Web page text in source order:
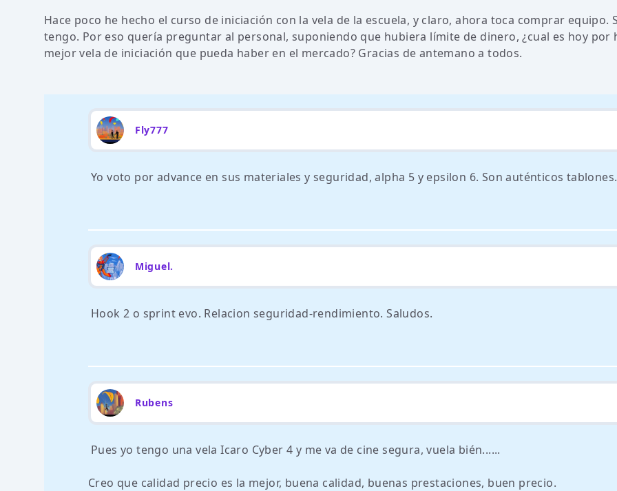
Hace poco he hecho el curso de iniciación con la vela de la escuela, y claro, ahora toca comprar equipo.
tengo. Por eso quería preguntar al personal, suponiendo que hubiera límite de dinero, ¿cual es hoy por
mejor vela de iniciación que pueda haber en el mercado? Gracias de antemano a todos.
Fly777
Yo voto por advance en sus materiales y seguridad, alpha 5 y epsilon 6. Son auténticos tablones.
Miguel.
Hook 2 o sprint evo. Relacion seguridad-rendimiento. Saludos.
Rubens
Pues yo tengo una vela Icaro Cyber 4 y me va de cine segura, vuela bién......
Creo que calidad precio es la mejor, buena calidad, buenas prestaciones, buen precio.